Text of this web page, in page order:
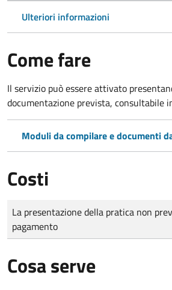
Ulteriori informazioni
Come fare
Il servizio può essere attivato
documentazione prevista, consultabile
Moduli da compilare e documenti
Costi
Tipo di pagamento
Importo
La presentazione della pratica non
pagamento
Cosa serve